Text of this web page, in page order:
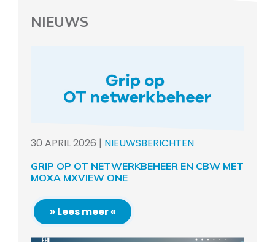
NIEUWS
30 APRIL2026 | NIEUWSBERICHTEN
GRIP OP OT NETWERKBEHEER EN CBW MET
MOXA MXVIEW ONE
» Lees meer «